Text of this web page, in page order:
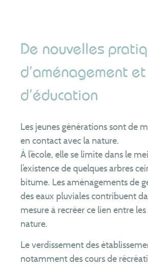
De nouvelles
d’aménagement et
d’éducation
Les jeunes générations sont de
en contact avec la nature.
À l’école, elle se limite dans le
l’existence de quelques arbres
bitume. Les aménagements de
des eaux pluviales contribuent
mesure à recréer ce lien entre
nature.
Le verdissement des
notamment des cours de